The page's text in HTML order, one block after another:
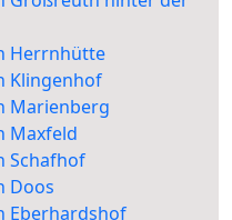
Herrnhütte
Klingenhof
Marienberg
Maxfeld
Schafhof
Doos
Eberhardshof